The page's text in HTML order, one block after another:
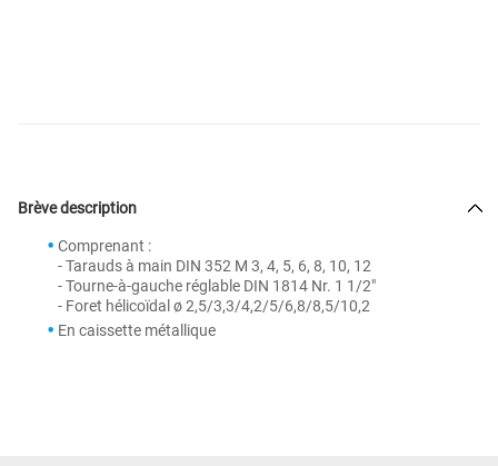
Brève description
Comprenant :
- Tarauds à main DIN 352 M 3, 4, 5, 6, 8, 10, 12
- Tourne-à-gauche réglable DIN 1814 Nr. 1 1/2"
- Foret hélicoïdal ø 2,5/3,3/4,2/5/6,8/8,5/10,2
En caissette métallique